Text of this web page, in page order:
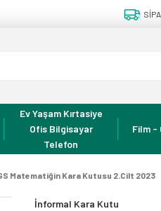
Ev Yaşam Kırtasiye
Ofis Bilgisayar
Telefon
Film -
Matematiğin Kara Kutusu 2.Cilt 2023
İnformal Kara Kutu